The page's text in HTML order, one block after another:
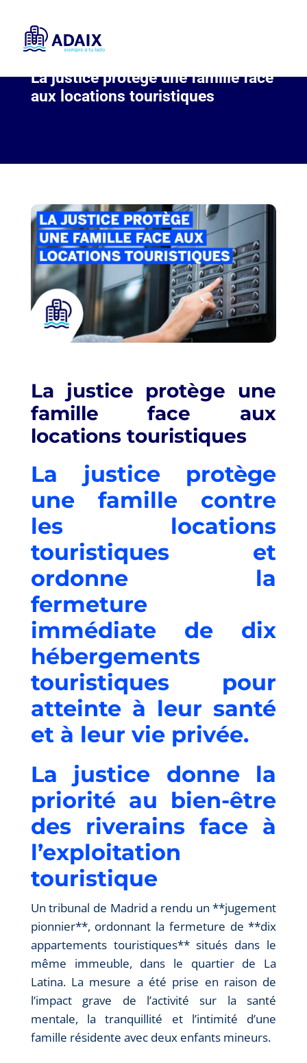
La justice protège une famille face
aux locations touristiques
La justice protège une
famille face aux
locations touristiques
La justice protège
une famille contre
les locations
touristiques et
ordonne la
fermeture
immédiate de dix
hébergements
touristiques pour
atteinte à leur santé
et à leur vie privée.
La justice donne la
priorité au bien-être
des riverains face à
l’exploitation
touristique
Un tribunal de Madrid a rendu un **jugement
pionnier**, ordonnant la fermeture de **dix
appartements touristiques** situés dans le
même immeuble, dans le quartier de La
Latina. La mesure a été prise en raison de
l’impact grave de l’activité sur la santé
mentale, la tranquillité et l’intimité d’une
famille résidente avec deux enfants mineurs.